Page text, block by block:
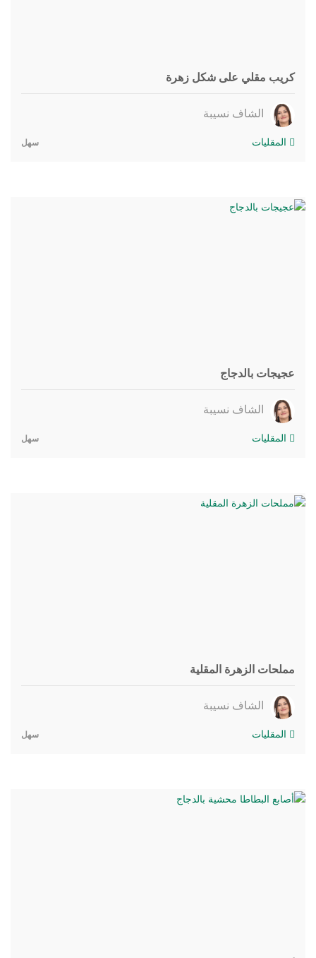
كريب مقلي على شكل زهرة
الشاف نسيبة
المقليات سهل
عجيجات بالدجاج
الشاف نسيبة
المقليات سهل
مملحات الزهرة المقلية
الشاف نسيبة
المقليات سهل